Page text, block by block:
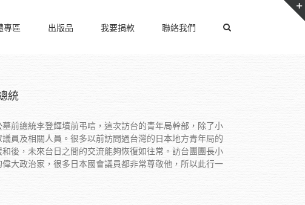
專區 出版品 我要捐款 聯絡我們
統
前總統李登輝墳前弔唁，這次訪台的青年局幹部，除了小
員及相關人員。很多以前訪問過台灣的日本地方青年局的
後，未來台日之間的交流能夠恢復如往常。訪台團團長小
大政治家，很多日本國會議員都非常尊敬他，所以此行一